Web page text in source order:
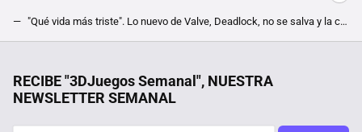
"Qué vida más triste". Lo nuevo de Valve, Deadlock, no se salva y la comunidad ya está encontrándose con sus primeros tramposos, y son malísimos
Por sólo 6 euros en Steam, te puedes hacer con el mejor juego de estrategia de la saga Anno, pero date prisa que este mínimo histórico terminará pronto
RECIBE "3DJuegos Semanal", NUESTRA
NEWSLETTER SEMANAL